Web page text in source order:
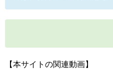
【本サイトの関連動画】